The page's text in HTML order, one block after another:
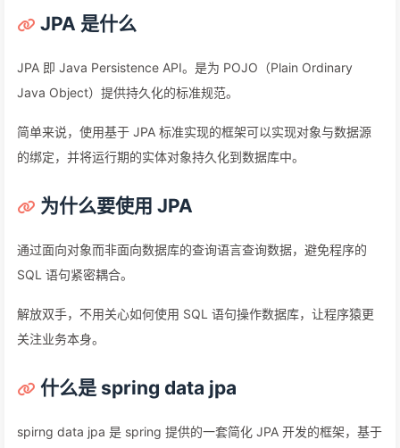
JPA 是什么
JPA 即 Java Persistence API。是为 POJO（Plain Ordinary
Java Object）提供持久化的标准规范。
简单来说，使用基于 JPA 标准实现的框架可以实现对象与数据源
的绑定，并将运行期的实体对象持久化到数据库中。
为什么要使用 JPA
通过面向对象而非面向数据库的查询语言查询数据，避免程序的
SQL 语句紧密耦合。
解放双手，不用关心如何使用 SQL 语句操作数据库，让程序猿更
关注业务本身。
什么是 spring data jpa
spirng data jpa 是 spring 提供的一套简化 JPA 开发的框架，基于